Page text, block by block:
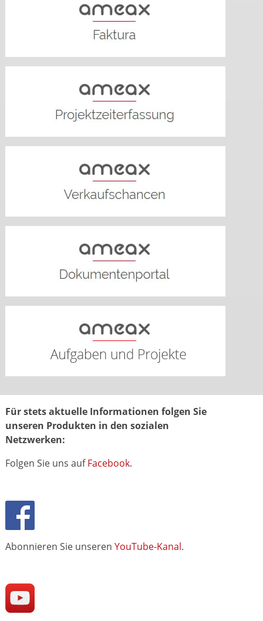
Für stets aktuelle Informationen folgen Sie
unseren Produkten in den sozialen
Netzwerken:
Folgen Sie uns aufFacebook.
Abonnieren Sie unseren YouTube-Kanal.